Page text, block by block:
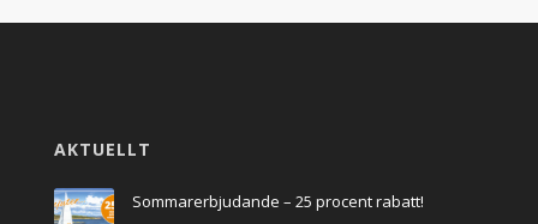
AKTUELLT
Sommarerbjudande – 25 procent rabatt!